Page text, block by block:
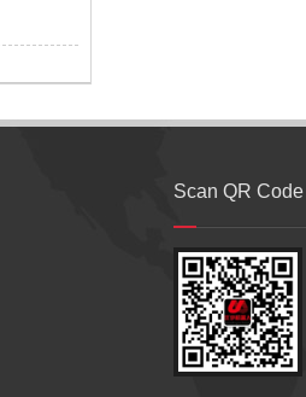
Scan QR Code